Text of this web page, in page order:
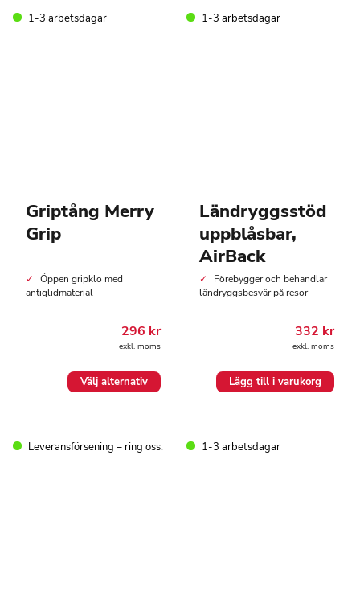
1-3 arbetsdagar
Griptång Merry
Grip
Öppen gripklo med
antiglidmaterial
296 kr
exkl. moms
Välj alternativ
varianter.
1-3 arbetsdagar
Ländryggsstöd
uppblåsbar,
AirBack
Förebygger och behandlar
ländryggsbesvär på resor
332 kr
exkl. moms
Lägg till i varukorg
Leveransförsening – ring oss. 1-3 arbetsdagar